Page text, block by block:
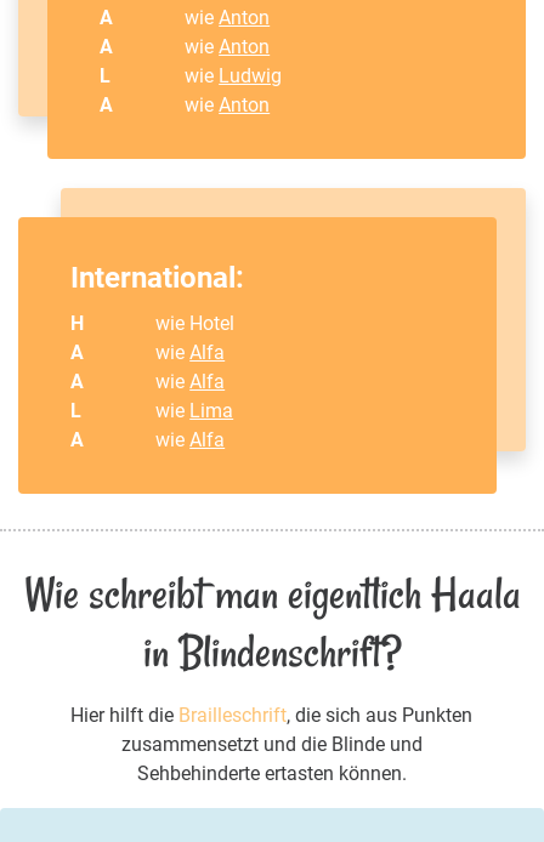
A wieAnton
A
wieAnton
L
wie Ludwig
A
wieAnton
International:
H
wie Hotel
A
wieAlfa
A
wieAlfa
L
wie Lima
A
wieAlfa
Wie schreibt man eigentlich Haala
in Blindenschrift?
Hier hilft die Brailleschrift, die sich aus Punkten
zusammensetzt und die Blinde und
Sehbehinderte ertasten können.